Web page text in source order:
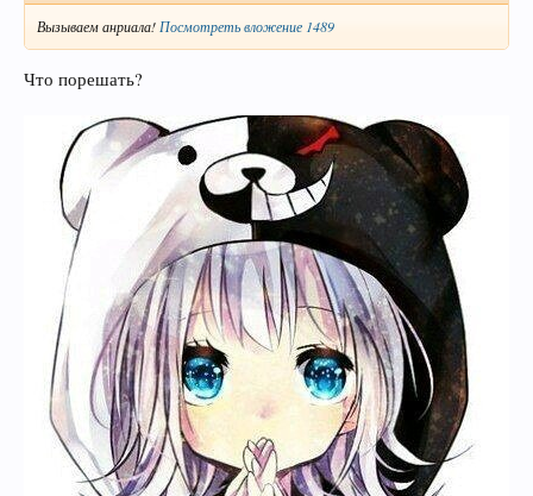
Вызываем анриала!Посмотреть вложение 1489
Что порешать?